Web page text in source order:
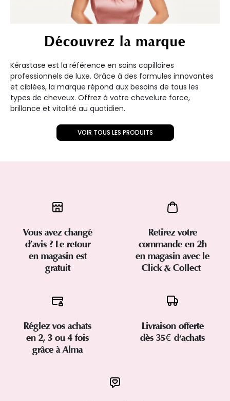
Découvrez la marque
Kérastase est la référence en soins capillaires
professionnels de luxe. Grâce à des formules innovantes
et ciblées, la marque répond aux besoins de tous les
types de cheveux. Offrez à votre chevelure force,
brillance et vitalité au quotidien.
VOIR TOUS LES PRODUITS
Vous avez changé
d’avis ? Le retour
en magasin est
gratuit
Retirez votre
commande en 2h
en magasin avec le
Click & Collect
Réglez vos achats
en 2, 3 ou 4 fois
grâce à Alma
Livraison offerte
dès 35€ d'achats